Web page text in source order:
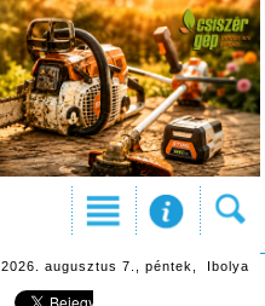
2026. augusztus 7., péntek, Ibolya